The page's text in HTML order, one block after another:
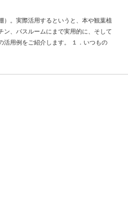
）。実際活用するというと、本や観葉植
ン、バスルームにまで実用的に、そして
活用例をご紹介します。 １．いつもの